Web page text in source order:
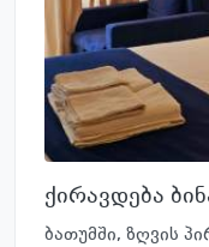
ქირავდება
ბათუმში, ზღვის